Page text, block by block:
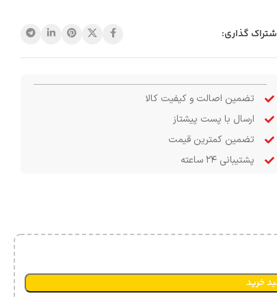
گذاری:
تضمین اصالت و کیفیت کالا
ارسال با پست پیشتاز
تضمین کمترین قیمت
پشتیبانی ۲۴ ساعته
خرید